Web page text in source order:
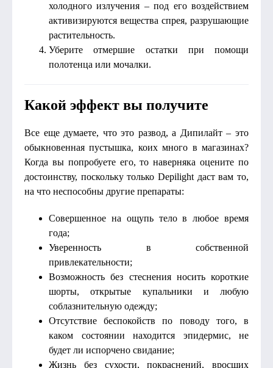
холодного излучения – под его воздействием
активизируются вещества спрея, разрушающие
растительность.
Уберите отмершие остатки при помощи
полотенца или мочалки.
Какой эффект вы получите
Все еще думаете, что это развод, а Дипилайт – это
обыкновенная пустышка, коих много в магазинах?
Когда вы попробуете его, то наверняка оцените по
достоинству, поскольку только Depilight даст вам то,
на что неспособны другие препараты:
Совершенное на ощупь тело в любое время
года;
Уверенность в собственной
привлекательности;
Возможность без стеснения носить короткие
шорты, открытые купальники и любую
соблазнительную одежду;
Отсутствие беспокойств по поводу того, в
каком состоянии находится эпидермис, не
будет ли испорчено свидание;
Жизнь без сухости, покраснений, вросших